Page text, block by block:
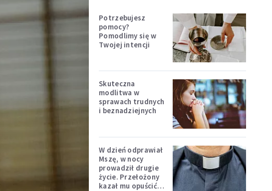
Potrzebujesz
pomocy?
Pomodlimy się w
Twojej intencji
Skuteczna
modlitwa w
sprawach trudnych
i beznadziejnych
W dzień odprawiał
Mszę, w nocy
prowadził drugie
życie. Przełożony
kazał mu opuścić